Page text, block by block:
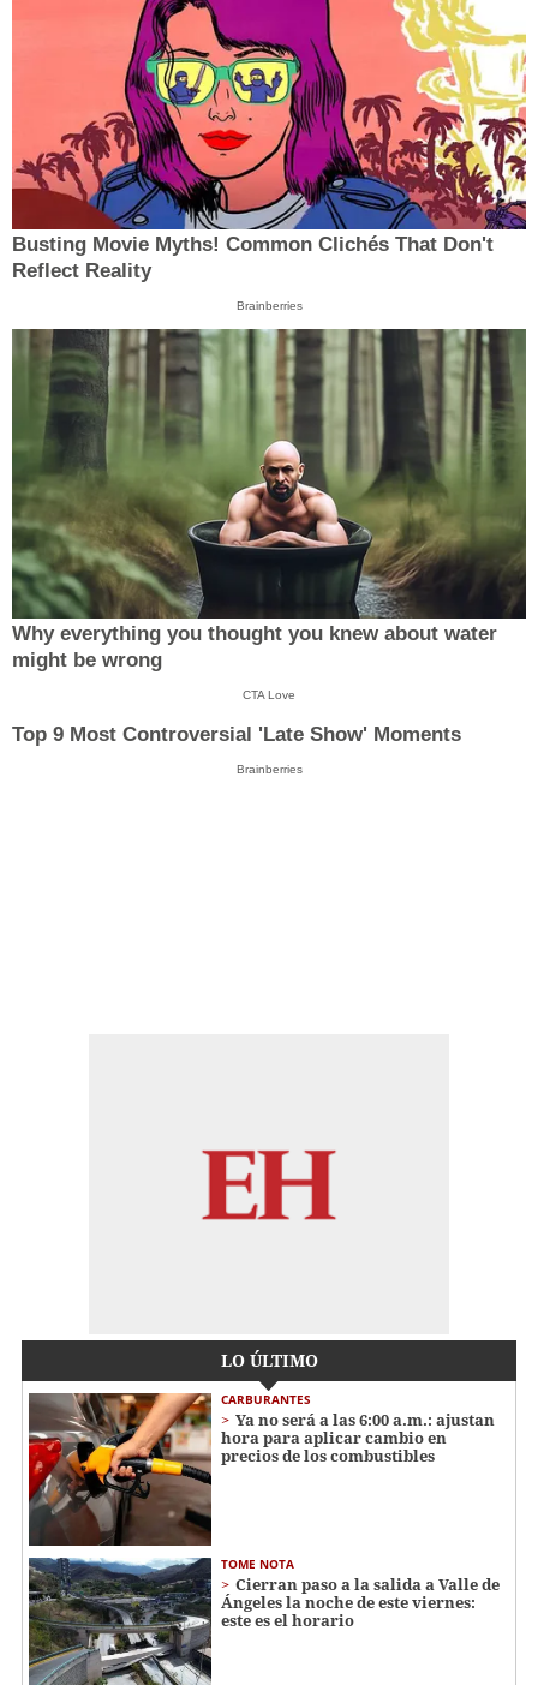
Busting Movie Myths! Common Clichés That Don't
Reflect Reality
Brainberries
Why everything you thought you knew about water
might be wrong
CTA Love
Top 9 Most Controversial 'Late Show' Moments
Brainberries
LO ÚLTIMO
CARBURANTES
Ya no será a las 6:00 a.m.: ajustan
hora para aplicar cambio en
precios de los combustibles
TOME NOTA
Cierran paso a la salida a Valle de
Ángeles la noche de este viernes:
este es el horario